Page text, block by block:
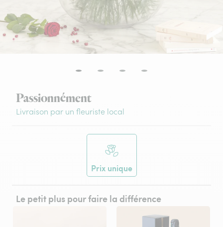
Passionnément
Livraison par un fleuriste local
Prix unique
Le petit plus pour faire la différence